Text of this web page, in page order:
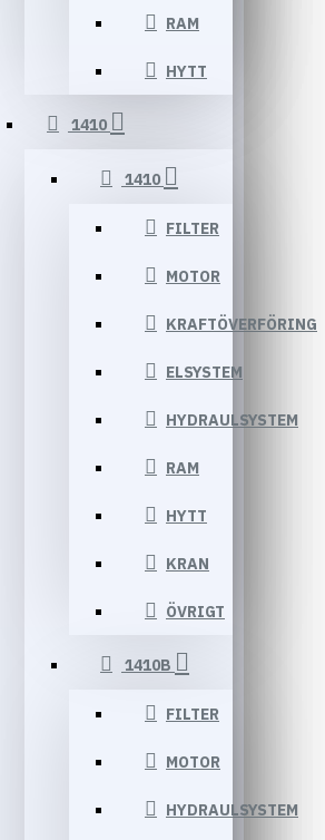
RAM
HYTT
1410
1410
FILTER
MOTOR
KRAFTÖVERFÖRING
ELSYSTEM
HYDRAULSYSTEM
RAM
HYTT
KRAN
ÖVRIGT
1410B
FILTER
MOTOR
HYDRAULSYSTEM